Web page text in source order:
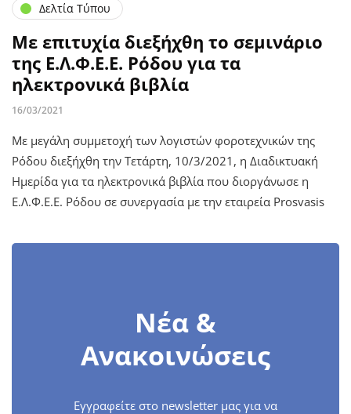
Δελτία Τύπου
Με επιτυχία διεξήχθη το σεμινάριο
της Ε.Λ.Φ.Ε.Ε. Ρόδου για τα
ηλεκτρονικά βιβλία
16/03/2021
Με μεγάλη συμμετοχή των λογιστών φοροτεχνικών της
Ρόδου διεξήχθη την Τετάρτη, 10/3/2021, η Διαδικτυακή
Ημερίδα για τα ηλεκτρονικά βιβλία που διοργάνωσε η
Ε.Λ.Φ.Ε.Ε. Ρόδου σε συνεργασία με την εταιρεία Prosvasis
Νέα &
Ανακοινώσεις
Εγγραφείτε στο newsletter μας για να